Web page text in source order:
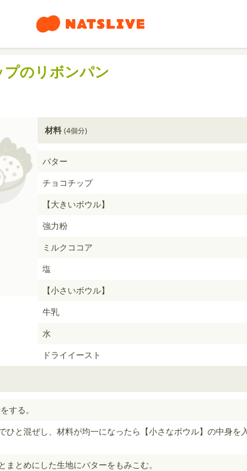
のリボンパン
材料 (4個分)
バター
チョコチップ
【大きいボウル】
強力粉
ミルクココア
塩
【小さいボウル】
牛乳
水
ドライイースト
する。
ひと混ぜし、材料が均一になったら【小さなボウル】の中身を
とめにした生地にバターをもみこむ。